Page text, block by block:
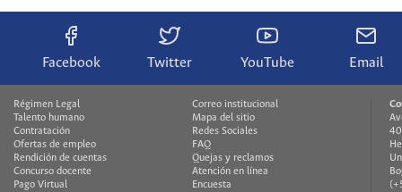
Facebook Twitter YouTube Email
Régimen Legal
Talento humano
Contratación
Ofertas de empleo
Rendición de cuentas
Concurso docente
Pago Virtual
Correo institucional
Mapa del sitio
Redes Sociales
FAQ
Quejas y reclamos
Atención en línea
Encuesta